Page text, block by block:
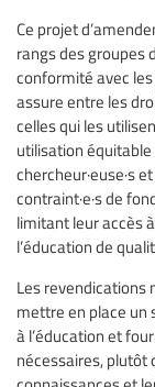
Ce projet
rangs des groupes
conformité avec les
assure entre les
celles qui les
utilisation équitable
chercheur·euse·s
contraint·e·s de
limitant leur accès
l’éducation de
Les revendications
mettre en place un
à l’éducation et
nécessaires, plutôt